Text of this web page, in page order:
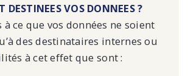
DESTINEES VOS DONNEES ?
ce que vos données ne soient
des destinataires internes ou
à cet effet que sont :